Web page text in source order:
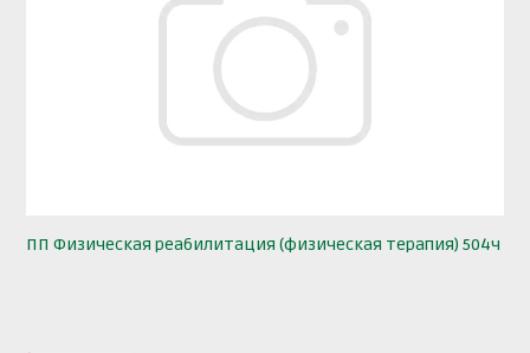
ПП Физическая реабилитация (физическая терапия) 504ч